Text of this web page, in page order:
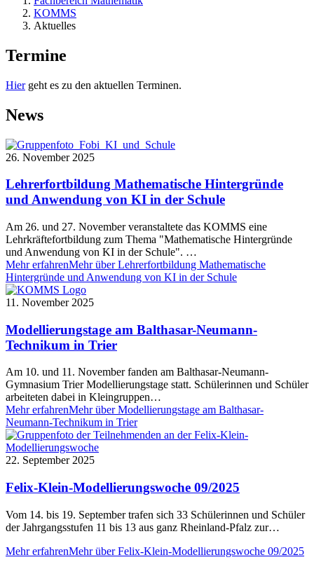
KOMMS
Aktuelles
Termine
Hiergeht es zu den aktuellen Terminen.
News
26. November 2025
Lehrerfortbildung Mathematische Hintergründe
und Anwendung von KI in der Schule
Am 26. und 27. November veranstaltete das KOMMS eine
Lehrkräftefortbildung zum Thema "Mathematische Hintergründe
und Anwendung von KI in der Schule". …
Mehr erfahrenMehr über Lehrerfortbildung Mathematische
Hintergründe und Anwendung von KI in der Schule
11. November 2025
Modellierungstage am Balthasar-Neumann-
Technikum in Trier
Am 10. und 11. November fanden am Balthasar-Neumann-
Gymnasium Trier Modellierungstage statt. Schülerinnen und Schüler
arbeiteten dabei in Kleingruppen…
Mehr erfahrenMehr über Modellierungstage am Balthasar-
Neumann-Technikum in Trier
22. September 2025
Felix-Klein-Modellierungswoche 09/2025
Vom 14. bis 19. September trafen sich 33 Schülerinnen und Schüler
der Jahrgangsstufen 11 bis 13 aus ganz Rheinland-Pfalz zur…
Mehr erfahrenMehr über Felix-Klein-Modellierungswoche 09/2025